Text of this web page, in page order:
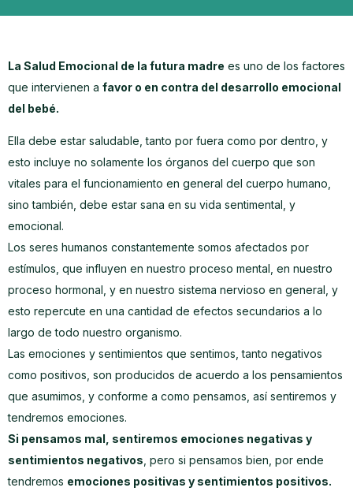
La Salud Emocional de la futura madre es uno de los factores
que intervienen a favor o en contra del desarrollo emocional
del bebé.
Ella debe estar saludable, tanto por fuera como por dentro, y
esto incluye no solamente los órganos del cuerpo que son
vitales para el funcionamiento en general del cuerpo humano,
sino también, debe estar sana en su vida sentimental, y
emocional.
Los seres humanos constantemente somos afectados por
estímulos, que influyen en nuestro proceso mental, en nuestro
proceso hormonal, y en nuestro sistema nervioso en general, y
esto repercute en una cantidad de efectos secundarios a lo
largo de todo nuestro organismo.
Las emociones y sentimientos que sentimos, tanto negativos
como positivos, son producidos de acuerdo a los pensamientos
que asumimos, y conforme a como pensamos, así sentiremos y
tendremos emociones.
Si pensamos mal, sentiremos emociones negativas y
sentimientos negativos , pero si pensamos bien, por ende
tendremos emociones positivas y sentimientos positivos.